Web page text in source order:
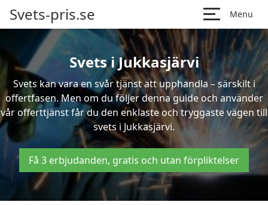
Svets-pris.se Menu
Svets i Jukkasjärvi
Svets kan vara en svår tjänst att upphandla – särskilt i
offertfasen. Men om du följer denna guide och använder
vår offerttjänst får du den enklaste och tryggaste vägen till
svets i Jukkasjärvi.
Få 3 erbjudanden, gratis och utan förpliktelser